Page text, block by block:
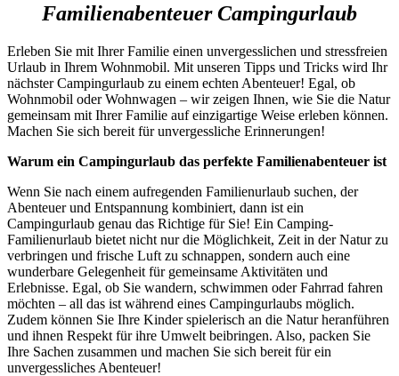
Familienabenteuer Campingurlaub
Erleben Sie mit Ihrer Familie einen unvergesslichen und stressfreien
Urlaub in Ihrem Wohnmobil. Mit unseren Tipps und Tricks wird Ihr
nächster Campingurlaub zu einem echten Abenteuer! Egal, ob
Wohnmobil oder Wohnwagen – wir zeigen Ihnen, wie Sie die Natur
gemeinsam mit Ihrer Familie auf einzigartige Weise erleben können.
Machen Sie sich bereit für unvergessliche Erinnerungen!
Warum ein Campingurlaub das perfekte Familienabenteuer ist
Wenn Sie nach einem aufregenden Familienurlaub suchen, der
Abenteuer und Entspannung kombiniert, dann ist ein
Campingurlaub genau das Richtige für Sie! Ein Camping-
Familienurlaub bietet nicht nur die Möglichkeit, Zeit in der Natur zu
verbringen und frische Luft zu schnappen, sondern auch eine
wunderbare Gelegenheit für gemeinsame Aktivitäten und
Erlebnisse. Egal, ob Sie wandern, schwimmen oder Fahrrad fahren
möchten – all das ist während eines Campingurlaubs möglich.
Zudem können Sie Ihre Kinder spielerisch an die Natur heranführen
und ihnen Respekt für ihre Umwelt beibringen. Also, packen Sie
Ihre Sachen zusammen und machen Sie sich bereit für ein
unvergessliches Abenteuer!